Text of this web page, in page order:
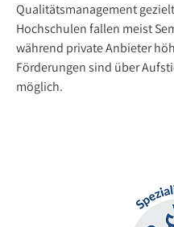
Qualitätsmanagement
Hochschulen fallen meist
während private Anbieter
Förderungen sind über
möglich.